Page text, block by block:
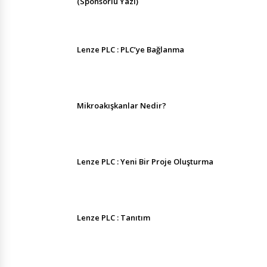
Lenze PLC : PLC’ye Bağlanma
Mikroakışkanlar Nedir?
Lenze PLC : Yeni Bir Proje Oluşturma
Lenze PLC : Tanıtım